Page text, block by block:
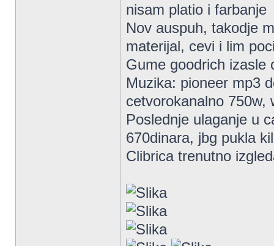
nisam platio i farbanje
Nov auspuh, takodje
materijal, cevi i lim
Gume goodrich izasle
Muzika: pioneer mp3
cetvorokanalno 750w,
Poslednje ulaganje u
670dinara, jbg pukla
Clibrica trenutno